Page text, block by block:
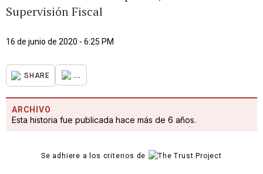
Supervisión Fiscal
16 de junio de 2020 - 6:25 PM
SHARE ...
ARCHIVO
Esta historia fue publicada hace más de 6 años.
Se adhiere a los criterios de